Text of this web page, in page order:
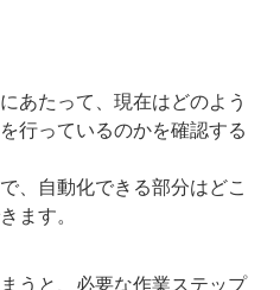
あたって、現在はどのよう
行っているのかを確認する
、自動化できる部分はどこ
ます。
うと、必要な作業ステップ